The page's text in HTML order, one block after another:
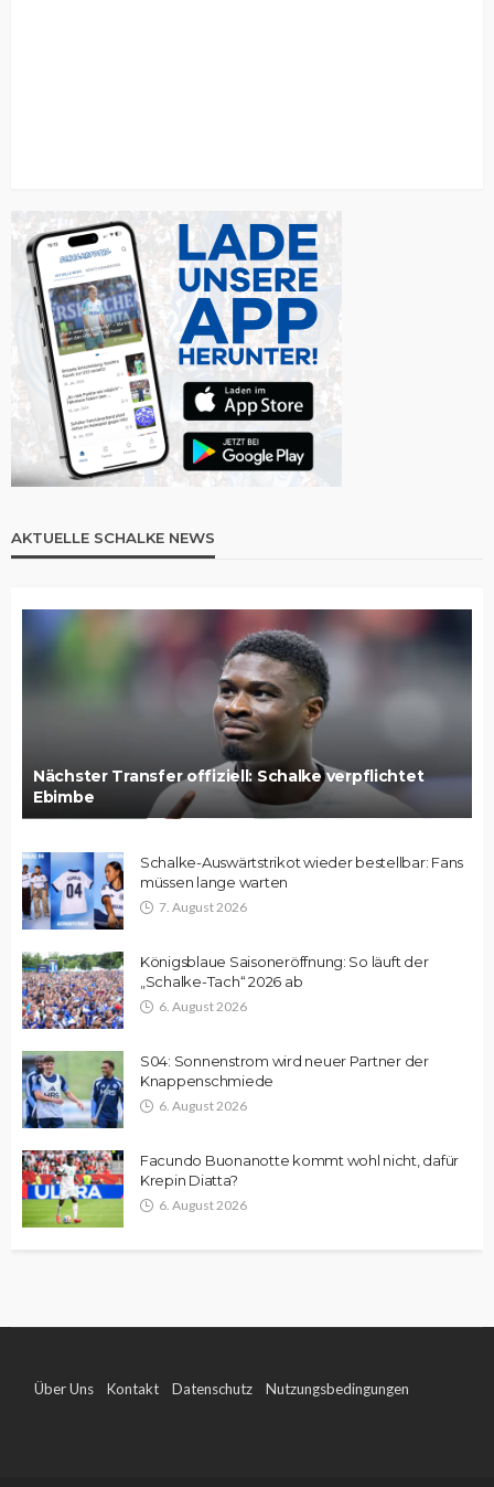
AKTUELLE SCHALKE NEWS
Nächster Transfer offiziell: Schalke verpflichtet
Ebimbe
Schalke-Auswärtstrikot wieder bestellbar: Fans
müssen lange warten
7. August 2026
Königsblaue Saisoneröffnung: So läuft der
„Schalke-Tach“ 2026 ab
6. August 2026
S04: Sonnenstrom wird neuer Partner der
Knappenschmiede
6. August 2026
Facundo Buonanotte kommt wohl nicht, dafür
Krepin Diatta?
6. August 2026
Über Uns Kontakt Datenschutz Nutzungsbedingungen